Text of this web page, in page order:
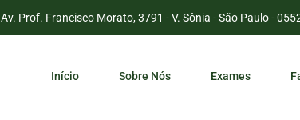
Av. Prof. Francisco Morato, 3791 - V. Sônia - São Paulo -
Início Sobre Nós Exames